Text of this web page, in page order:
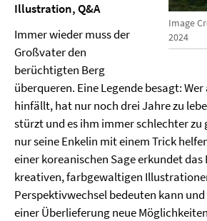
Image
2024
Illustration, Q&A
Immer wieder muss der
Großvater den
berüchtigten Berg
überqueren. Eine Legende besagt:
hinfällt, hat nur noch drei Jahre zu
stürzt und es ihm immer schlechter zu
nur seine Enkelin mit einem Trick
einer koreanischen Sage erkundet
kreativen, farbgewaltigen
Perspektivwechsel bedeuten kann
einer Überlieferung neue